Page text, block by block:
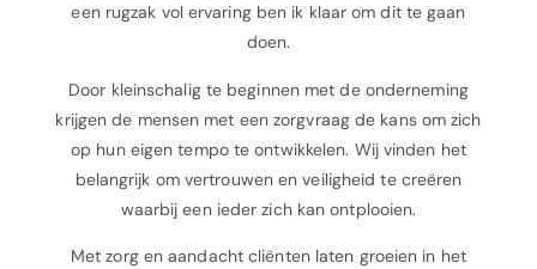
een rugzak vol ervaring ben ik klaar om dit te gaan
doen.
Door kleinschalig te beginnen met de onderneming
krijgen de mensen met een zorgvraag de kans om zich
op hun eigen tempo te ontwikkelen. Wij vinden het
belangrijk om vertrouwen en veiligheid te creëren
waarbij een ieder zich kan ontplooien.
Met zorg en aandacht cliënten laten groeien in het